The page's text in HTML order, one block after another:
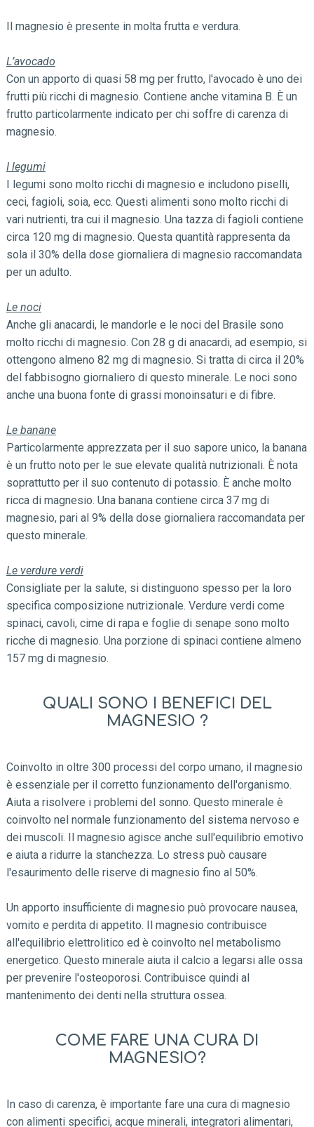
Il magnesio è presente in molta frutta e verdura.
L’avocado
Con un apporto di quasi 58 mg per frutto, l'avocado è uno dei
frutti più ricchi di magnesio. Contiene anche vitamina B. È un
frutto particolarmente indicato per chi soffre di carenza di
magnesio.
I legumi
I legumi sono molto ricchi di magnesio e includono piselli,
ceci, fagioli, soia, ecc. Questi alimenti sono molto ricchi di
vari nutrienti, tra cui il magnesio. Una tazza di fagioli contiene
circa 120 mg di magnesio. Questa quantità rappresenta da
sola il 30% della dose giornaliera di magnesio raccomandata
per un adulto.
Le noci
Anche gli anacardi, le mandorle e le noci del Brasile sono
molto ricchi di magnesio. Con 28 g di anacardi, ad esempio, si
ottengono almeno 82 mg di magnesio. Si tratta di circa il 20%
del fabbisogno giornaliero di questo minerale. Le noci sono
anche una buona fonte di grassi monoinsaturi e di fibre.
Le banane
Particolarmente apprezzata per il suo sapore unico, la banana
è un frutto noto per le sue elevate qualità nutrizionali. È nota
soprattutto per il suo contenuto di potassio. È anche molto
ricca di magnesio. Una banana contiene circa 37 mg di
magnesio, pari al 9% della dose giornaliera raccomandata per
questo minerale.
Le verdure verdi
Consigliate per la salute, si distinguono spesso per la loro
specifica composizione nutrizionale. Verdure verdi come
spinaci, cavoli, cime di rapa e foglie di senape sono molto
ricche di magnesio. Una porzione di spinaci contiene almeno
157 mg di magnesio.
QUALI SONO I BENEFICI DEL
MAGNESIO ?
Coinvolto in oltre 300 processi del corpo umano, il magnesio
è essenziale per il corretto funzionamento dell'organismo.
Aiuta a risolvere i problemi del sonno. Questo minerale è
coinvolto nel normale funzionamento del sistema nervoso e
dei muscoli. Il magnesio agisce anche sull'equilibrio emotivo
e aiuta a ridurre la stanchezza. Lo stress può causare
l'esaurimento delle riserve di magnesio fino al 50%.
Un apporto insufficiente di magnesio può provocare nausea,
vomito e perdita di appetito. Il magnesio contribuisce
all'equilibrio elettrolitico ed è coinvolto nel metabolismo
energetico. Questo minerale aiuta il calcio a legarsi alle ossa
per prevenire l'osteoporosi. Contribuisce quindi al
mantenimento dei denti nella struttura ossea.
COME FARE UNA CURA DI
MAGNESIO?
In caso di carenza, è importante fare una cura di magnesio
con alimenti specifici, acque minerali, integratori alimentari,